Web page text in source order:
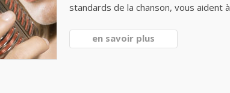
standards de la chanson, vous aident à
en savoir plus